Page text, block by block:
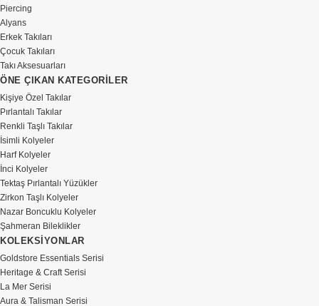
Piercing
Alyans
Erkek Takıları
Çocuk Takıları
Takı Aksesuarları
ÖNE ÇIKAN KATEGORİLER
Kişiye Özel Takılar
Pırlantalı Takılar
Renkli Taşlı Takılar
İsimli Kolyeler
Harf Kolyeler
İnci Kolyeler
Tektaş Pırlantalı Yüzükler
Zirkon Taşlı Kolyeler
Nazar Boncuklu Kolyeler
Şahmeran Bileklikler
KOLEKSİYONLAR
Goldstore Essentials Serisi
Heritage & Craft Serisi
La Mer Serisi
Aura & Talisman Serisi